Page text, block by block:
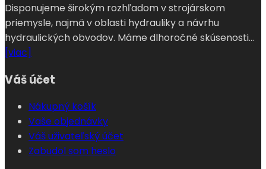
Disponujeme širokým rozhľadom v strojárskom
priemysle, najmä v oblasti hydrauliky a návrhu
hydraulických obvodov. Máme dlhoročné skúsenosti...
[viac]
Váš účet
Nákupný košík
Vaše objednávky
Váš uživateľský účet
Zabudol som heslo